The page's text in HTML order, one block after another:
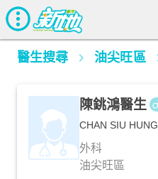
醫生搜尋 油尖旺區
陳銚鴻醫生
CHAN SIU HUNG
外科
油尖旺區